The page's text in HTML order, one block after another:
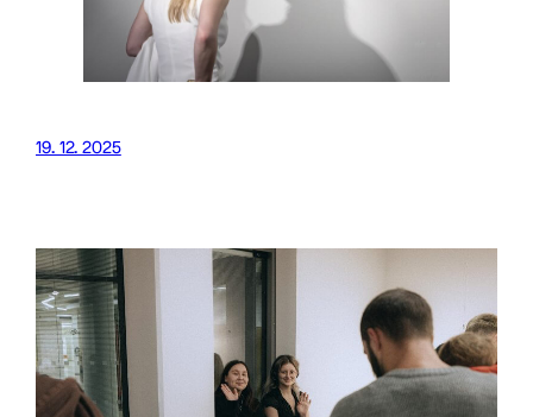
19. 12. 2025